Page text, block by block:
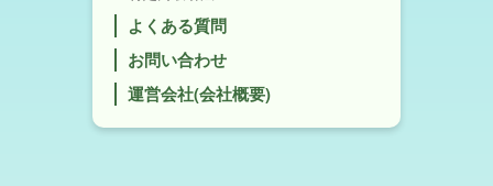
よくある質問
お問い合わせ
運営会社(会社概要)